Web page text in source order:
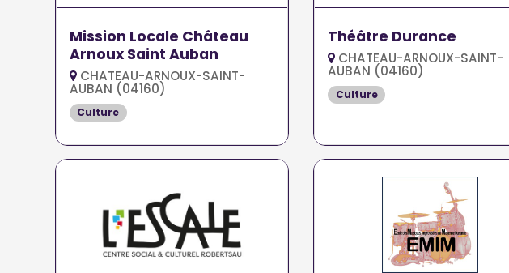
Mission Locale Château
Arnoux Saint Auban
CHATEAU-ARNOUX-SAINT-
AUBAN (04160)
Culture
Théâtre Durance
CHATEAU-ARNOUX-SAINT-
AUBAN (04160)
Culture